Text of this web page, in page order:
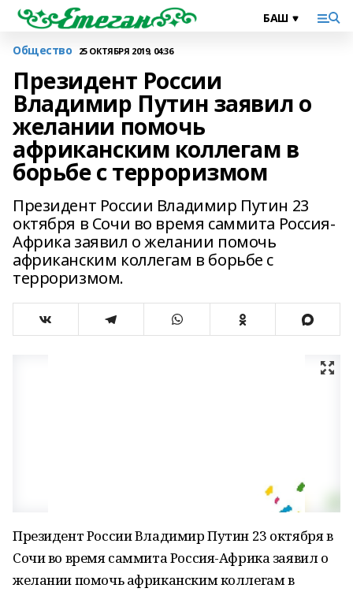
Общество 25 ОКТЯБРЯ 2019, 04:36
Президент России
Владимир Путин заявил о
желании помочь
африканским коллегам в
борьбе с терроризмом
Президент России Владимир Путин 23
октября в Сочи во время саммита Россия-
Африка заявил о желании помочь
африканским коллегам в борьбе с
терроризмом.
Президент России Владимир Путин 23 октября в
Сочи во время саммита Россия-Африка заявил о
желании помочь африканским коллегам в